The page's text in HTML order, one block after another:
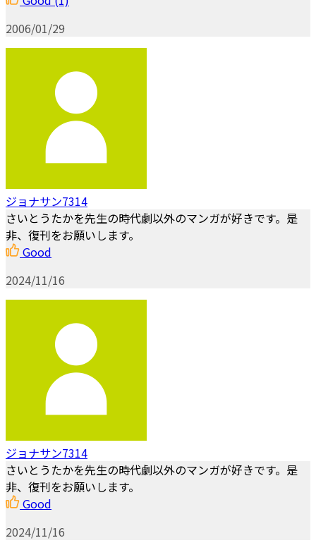
2006/01/29
ジョナサン7314
さいとうたかを先生の時代劇以外のマンガが好きです。是
非、復刊をお願いします。
Good
2024/11/16
ジョナサン7314
さいとうたかを先生の時代劇以外のマンガが好きです。是
非、復刊をお願いします。
Good
2024/11/16